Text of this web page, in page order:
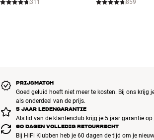
311 859
PRIJSMATCH
Goed geluid hoeft niet meer te kosten. Bij ons krijg
als onderdeel van de prijs.
5 JAAR LEDENGARANTIE
Als lid van de klantenclub krijg je 5 jaar garantie
60 DAGEN VOLLEDIG RETOURRECHT
Bij HiFi Klubben heb je 60 dagen de tijd om je